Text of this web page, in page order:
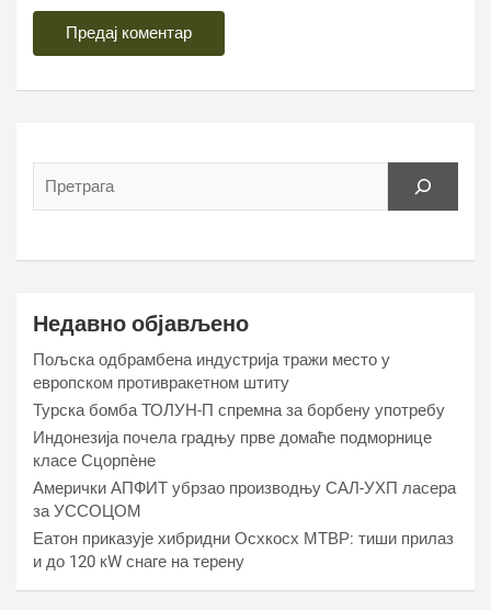
Недавно објављено
Пољска одбрамбена индустрија тражи место у
европском противракетном штиту
Турска бомба ТОЛУН-П спремна за борбену употребу
Индонезија почела градњу прве домаће подморнице
класе Сцорпèне
Амерички АПФИТ убрзао производњу САЛ-УХП ласера
за УССОЦОМ
Еатон приказује хибридни Осхкосх МТВР: тиши прилаз
и до 120 кW снаге на терену